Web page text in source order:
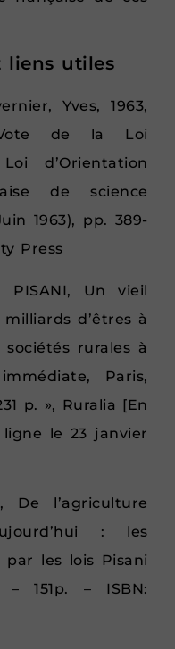
liens utiles
Yves, 1963,
de la Loi
d’Orientation
de science
1963), pp. 389-
Press
PISANI, Un vieil
d’êtres à
rurales à
Paris,
p. », Ruralia [En
le 23 janvier
De l’agriculture
: les
les lois Pisani
151p. – ISBN: